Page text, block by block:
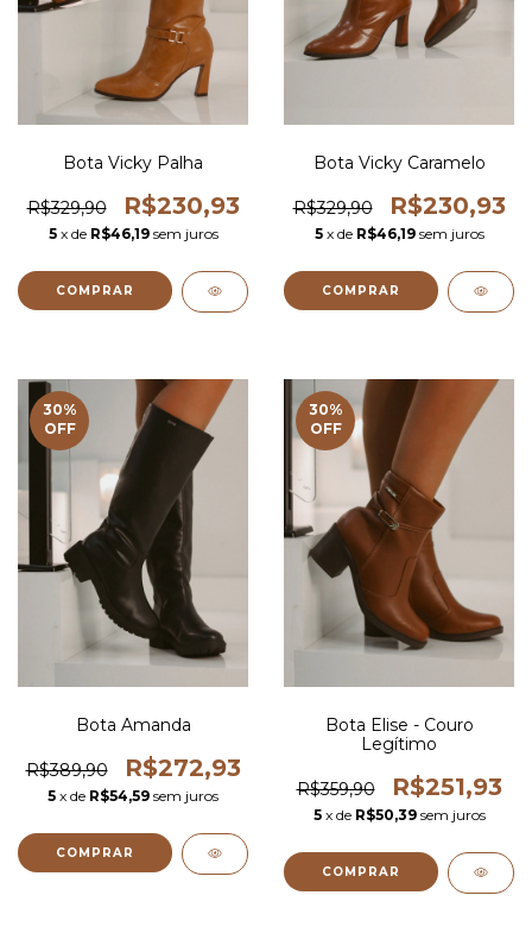
Bota Vicky Palha
R$329,90 R$230,93
5 x de R$46,19 sem juros
COMPRAR
Bota Vicky Caramelo
R$329,90 R$230,93
5 x de R$46,19 sem juros
COMPRAR
30%
OFF
Bota Amanda
R$389,90 R$272,93
5 x de R$54,59 sem juros
COMPRAR
30%
OFF
Bota Elise - Couro
Legítimo
R$359,90 R$251,93
5 x de R$50,39 sem juros
COMPRAR